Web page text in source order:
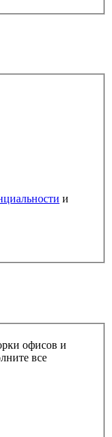
и
офисов и
все